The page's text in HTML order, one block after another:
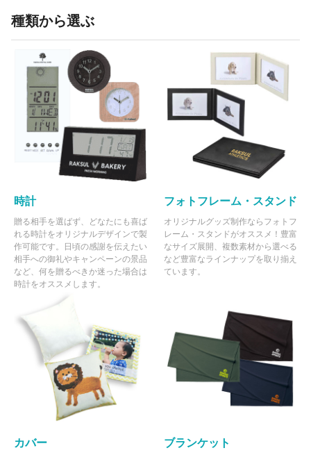
種類から選ぶ
時計
贈る相手を選ばず、どなたにも喜ば
れる時計をオリジナルデザインで製
作可能です。日頃の感謝を伝えたい
相手への御礼やキャンペーンの景品
など、何を贈るべきか迷った場合は
時計をオススメします。
フォトフレーム・スタンド
オリジナルグッズ制作ならフォトフ
レーム・スタンドがオススメ！豊富
なサイズ展開、複数素材から選べる
など豊富なラインナップを取り揃え
ています。
カバー ブランケット